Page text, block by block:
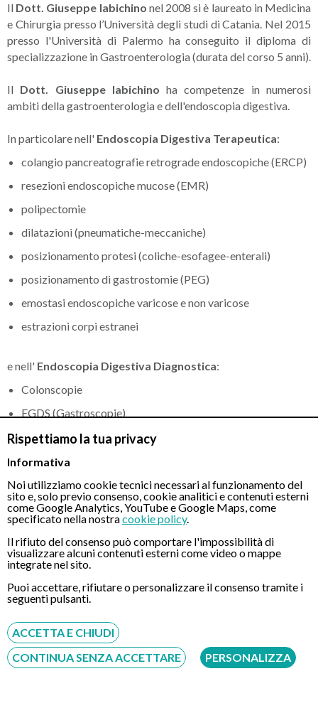
Rispettiamo la tua privacy
Informativa
Noi utilizziamo cookie tecnici necessari al funzionamento del
sito e, solo previo consenso, cookie analitici e contenuti esterni
come Google Analytics, YouTube e Google Maps, come
specificato nella nostracookie policy.
Il rifiuto del consenso può comportare l'impossibilità di
visualizzare alcuni contenuti esterni come video o mappe
integrate nel sito.
Puoi accettare, rifiutare o personalizzare il consenso tramite i
seguenti pulsanti.
ACCETTA E CHIUDI
CONTINUA SENZA ACCETTARE
PERSONALIZZA
Il Dott. Giuseppe Iabichino nel 2008 si è laureato in Medicina
e Chirurgia presso l’Università degli studi di Catania. Nel 2015
presso l'Università di Palermo ha conseguito il diploma di
specializzazione in Gastroenterologia (durata del corso 5 anni).
Il Dott. Giuseppe Iabichino ha competenze in numerosi
ambiti della gastroenterologia e dell'endoscopia digestiva.
In particolare nell' Endoscopia Digestiva Terapeutica:
colangio pancreatografie retrograde endoscopiche (ERCP)
resezioni endoscopiche mucose (EMR)
polipectomie
dilatazioni (pneumatiche-meccaniche)
posizionamento protesi (coliche-esofagee-enterali)
posizionamento di gastrostomie (PEG)
emostasi endoscopiche varicose e non varicose
estrazioni corpi estranei
e nell' Endoscopia Digestiva Diagnostica:
Colonscopie
EGDS (Gastroscopie)
Ecoendoscopia bilio-pancreatica e del tratto digestivo
Il Dott. Giuseppe Iabichino è autore di numerose pubblicazioni
Verifica su Federazione Nazione Ordine dei Medici –
FNOMCeO